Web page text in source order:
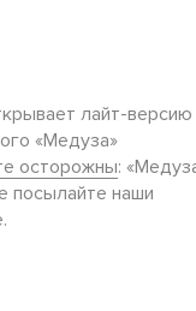
лайт-версию
«Медуза»
осторожны:
посылайте наши